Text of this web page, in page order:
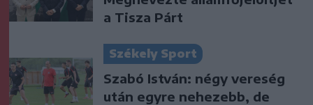
a Tisza Párt
Székely Sport
Szabó István: négy vereség
után egyre nehezebb, de